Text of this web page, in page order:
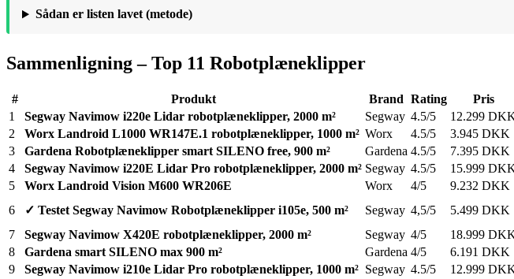
Sådan er listen lavet (metode)
Sammenligning – Top 11 Robotplæneklipper
# Produkt Brand Rating Pris
1
Segway Navimow i220e Lidar robotplæneklipper, 2000 m² Segway 4.5/5 12.299
2
Worx Landroid L1000 WR147E.1 robotplæneklipper, 1000 m² Worx 4.5/5 3.945 DKK
3
Gardena Robotplæneklipper smart SILENO free, 900 m² Gardena 4.5/5 7.395 DKK
4
Segway Navimow i220E Lidar Pro robotplæneklipper, 2000 m² Segway 4.5/5 15.999
5
Worx Landroid Vision M600 WR206E Worx 4/5 9.232 DKK
6
✓ Testet Segway Navimow Robotplæneklipper i105e, 500 m² Segway 4,5/5 5.499 DKK
7
Segway Navimow X420E robotplæneklipper, 2000 m² Segway 4/5 18.999
8
Gardena smart SILENO max 900 m² Gardena 4/5 6.191 DKK
9
Segway Navimow i210e Lidar Pro robotplæneklipper, 1000 m² Segway 4.5/5 12.999